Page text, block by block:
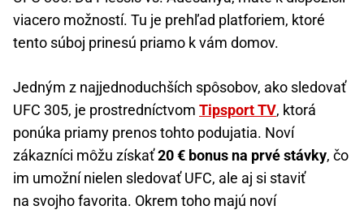
viacero možností. Tu je prehľad platforiem, ktoré
tento súboj prinesú priamo k vám domov.
Jedným z najjednoduchších spôsobov, ako sledovať
UFC 305, je prostredníctvom Tipsport TV, ktorá
ponúka priamy prenos tohto podujatia. Noví
zákazníci môžu získať20 € bonus na prvé stávky, čo
im umožní nielen sledovať UFC, ale aj si staviť
na svojho favorita. Okrem toho majú noví